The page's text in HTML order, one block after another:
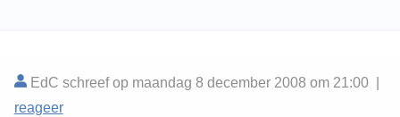
EdC schreef op maandag 8 december 2008 om 21:00 |
reageer